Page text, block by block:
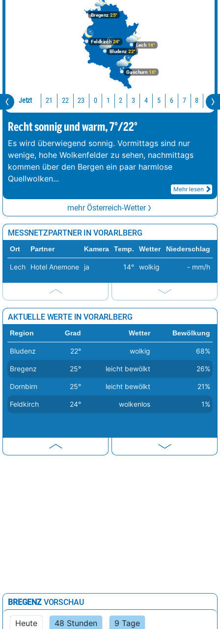
Bregenz 25°
Lech 14°
Bludenz 22°
Feldkirch24°
Gaschurn 16°
Jetzt 21 22 23 0 1 2 3 4 5 6 7 8
Recht sonnig und warm, 7°/22°
Es wird überwiegend sonnig. Vormittags sind nur
wenige, hohe Wolkenfelder zu sehen, nachmittags
kommen über den Bergen ein paar harmlose
Quellwolken...
Mehr lesen
mehr Österreich-Wetter
MESSNETZPARTNER IN VORARLBERG
Ort Partner Kamera Temp. Wetter Niederschlag
Lech Hotel Anemone ja 14° wolkig - mm/h
AKTUELLE WERTE IN VORARLBERG
Region Grad Wetter Bewölkung
Bludenz 22° wolkig 68%
Bregenz 25° leicht bewölkt 26%
Dornbirn 25° leicht bewölkt 21%
Feldkirch 24° wolkenlos 1%
BREGENZVORSCHAU
Heute 48 Stunden 9 Tage